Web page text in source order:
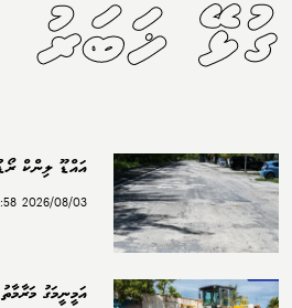
ގުޅޭ ޚަބަރު
އައްޑޫ ލިންކް
2026/08/03 14:58
އަމީނީމަގު